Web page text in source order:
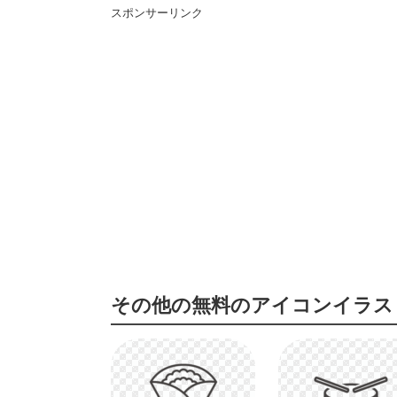
スポンサーリンク
その他の無料のアイコンイラ